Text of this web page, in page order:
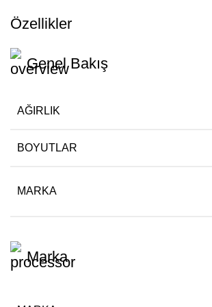
Özellikler
Genel Bakış
AĞIRLIK
BOYUTLAR
MARKA
Marka